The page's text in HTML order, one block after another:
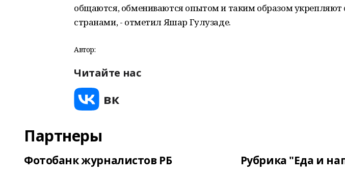
общаются, обмениваются опытом и таким образом
странами, - отметил Яшар Гулузаде.
Автор:
Читайте нас
Партнеры
Фотобанк журналистов РБ Рубрика "Еда и